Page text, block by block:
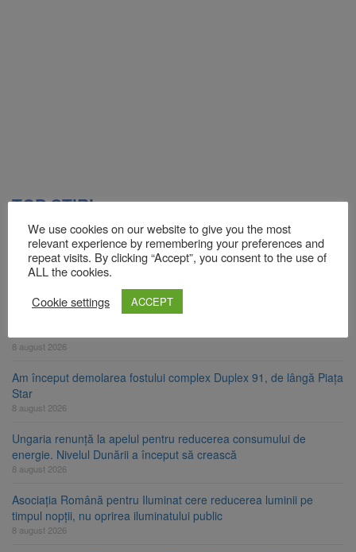
TOP ȘTIRI
Se schimbă examenul de medic specialist. Subiecte unice în toată
țara, aceeași oră și același barem
8 august ar putea deveni Ziua Europeană de Comemorare a
8 august 2026
Am început demolarea fostului complex Duplex 91, de lângă Piața
Star
8 august 2026
Ungaria renunță la apelul pentru reducerea consumului de
energie. Nivelul Dunării a început să crească
8 august 2026
Asociația Română pentru Iluminat cere reducerea luminii pe
timpul nopții, nu oprirea iluminatului public
8 august 2026
We use cookies on our website to give you the most
relevant experience by remembering your preferences and
repeat visits. By clicking “Accept”, you consent to the use of
ALL the cookies.
Cookie settings
ACCEPT